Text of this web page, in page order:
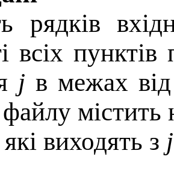
рядкiв
всiх
j в межах
мiстить
виходять з j